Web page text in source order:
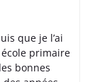
que je l’ai
primaire
bonnes